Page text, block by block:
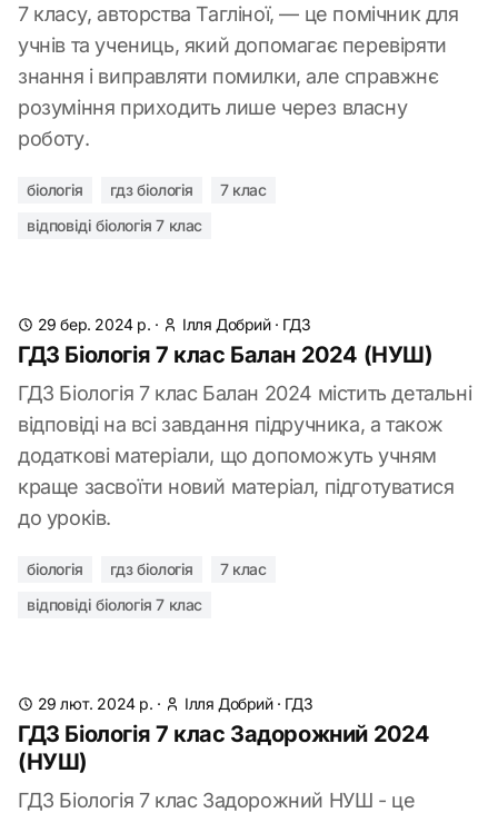
7 класу, авторства Тагліної, — це помічник для
учнів та учениць, який допомагає перевіряти
знання і виправляти помилки, але справжнє
розуміння приходить лише через власну
роботу.
біологія гдз біологія
7 клас
відповіді біологія 7 клас
29 бер. 2024 р. · Ілля Добрий· ГДЗ
ГДЗ Біологія 7 клас Балан 2024 (НУШ)
ГДЗ Біологія 7 клас Балан 2024 містить детальні
відповіді на всі завдання підручника, а також
додаткові матеріали, що допоможуть учням
краще засвоїти новий матеріал, підготуватися
до уроків.
біологія гдз біологія
7 клас
відповіді біологія 7 клас
29 лют. 2024 р. · Ілля Добрий· ГДЗ
ГДЗ Біологія 7 клас Задорожний 2024
(НУШ)
ГДЗ Біологія 7 клас Задорожний НУШ - це